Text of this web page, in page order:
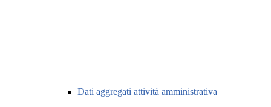
Dati aggregati attività amministrativa